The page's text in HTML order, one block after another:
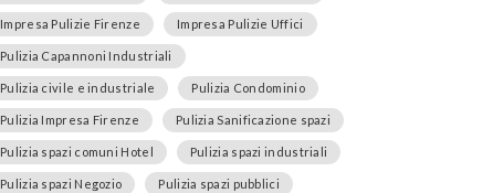
Impresa Pulizie Firenze Impresa Pulizie Uffici
Pulizia Capannoni Industriali
Pulizia civile e industriale Pulizia Condominio
Pulizia Impresa Firenze Pulizia Sanificazione spazi
Pulizia spazi comuni Hotel Pulizia spazi industriali
Pulizia spazi Negozio Pulizia spazi pubblici